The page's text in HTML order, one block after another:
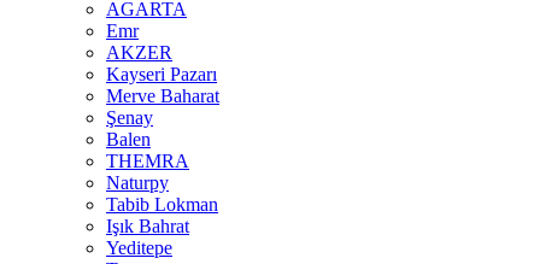
AGARTA
Emr
AKZER
Kayseri Pazarı
Merve Baharat
Şenay
Balen
THEMRA
Naturpy
Tabib Lokman
Işık Bahrat
Yeditepe